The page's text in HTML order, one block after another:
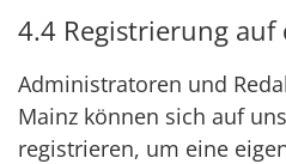
4.4 Registrierung auf
Administratoren und
Mainz können sich auf
registrieren, um eine